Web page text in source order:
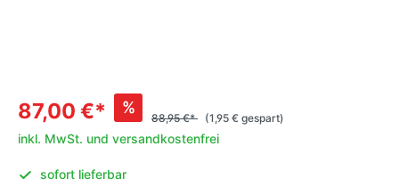
87,00 €* %
88,95 €* (1,95 € gespart)
inkl. MwSt. und versandkostenfrei
sofort lieferbar